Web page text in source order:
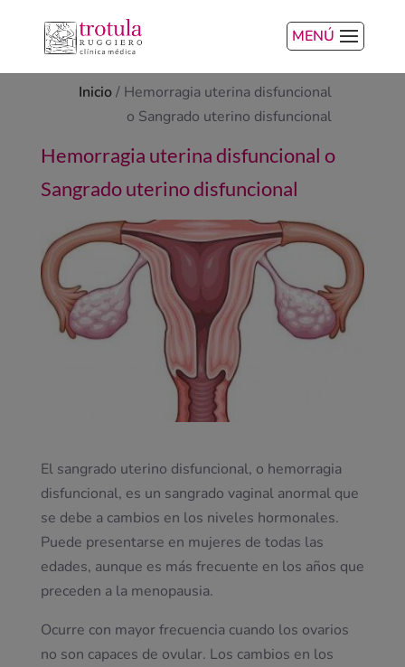
MENÚ
Inicio/ Hemorragia uterina disfuncional
o Sangrado uterino disfuncional
Hemorragia uterina disfuncional o
Sangrado uterino disfuncional
El sangrado uterino disfuncional, o hemorragia
disfuncional, es un sangrado vaginal anormal que
se debe a cambios en los niveles hormonales.
Puede presentarse en mujeres de todas las
edades, aunque es más frecuente en los años que
preceden a la menopausia.
Ocurre con mayor frecuencia cuando los ovarios
no son capaces de ovular. Los cambios en los